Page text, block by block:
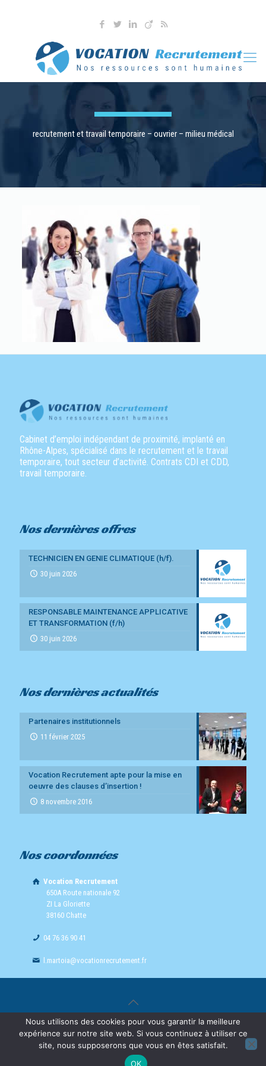
recrutement et travail temporaire – ouvrier – milieu médical
Cabinet d’emploi indépendant de proximité, implanté en
Rhône-Alpes, spécialisé dans le recrutement et le travail
temporaire, tout secteur d’activité. Contrats CDI et CDD,
travail temporaire.
Nos dernières offres
TECHNICIEN EN GENIE CLIMATIQUE (h/f).
30 juin 2026
RESPONSABLE MAINTENANCE APPLICATIVE
ET TRANSFORMATION (f/h)
30 juin 2026
Nos dernières actualités
Partenaires institutionnels
11 février 2025
Vocation Recrutement apte pour la mise en
oeuvre des clauses d’insertion !
8 novembre 2016
Nos coordonnées
Vocation Recrutement
650A Route nationale 92
ZI La Gloriette
38160 Chatte
04 76 36 90 41
l.martoia@vocationrecrutement.fr
© 2016 Vocation Recrutement - Réalisé par Boostacom et
Licom
|RGPD
Nous utilisons des cookies pour vous garantir la meilleure
expérience sur notre site web. Si vous continuez à utiliser ce
site, nous supposerons que vous en êtes satisfait.
OK